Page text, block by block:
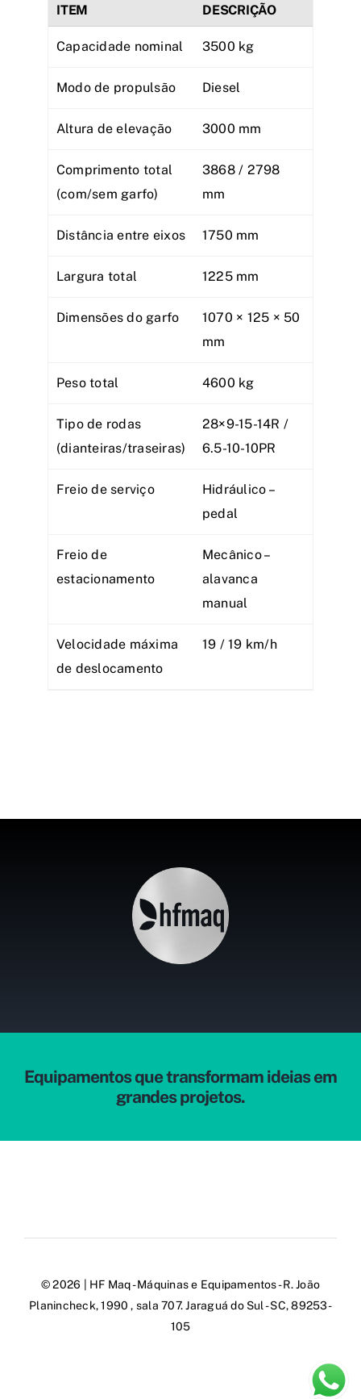
ITEM DESCRIÇÃO
Capacidade nominal 3500 kg
Modo de propulsão Diesel
Altura de elevação 3000 mm
Comprimento total
(com/sem garfo)
3868 / 2798
mm
Distância entre eixos 1750 mm
Largura total 1225 mm
Dimensões do garfo
1070 × 125 × 50
mm
Peso total 4600 kg
Tipo de rodas
(dianteiras/traseiras)
28×9-15-14R /
6.5-10-10PR
Freio de serviço
Hidráulico –
pedal
Freio de
estacionamento
Mecânico –
alavanca
manual
Velocidade máxima
de deslocamento
19 / 19 km/h
Equipamentos que transformam ideias em
grandes projetos.
© 2026 | HF Maq - Máquinas e Equipamentos - R. João
Planincheck, 1990 , sala 707. Jaraguá do Sul - SC, 89253-
105